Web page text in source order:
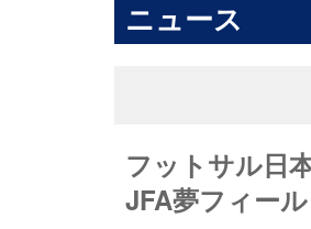
ニュース
フットサル日
JFA夢フィー